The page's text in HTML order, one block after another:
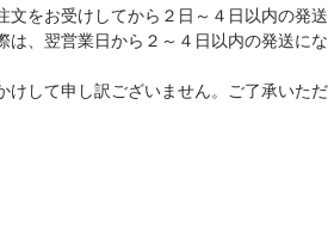
文をお受けしてから２日～４日以内の発
は、翌営業日から２～４日以内の発送にな
けして申し訳ございません。ご了承いただ